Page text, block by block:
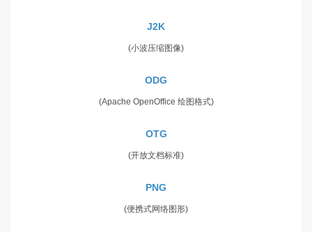
J2K
(小波压缩图像)
ODG
(Apache OpenOffice 绘图格式)
OTG
(开放文档标准)
PNG
(便携式网络图形)